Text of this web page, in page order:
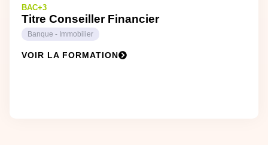
BAC+3
Titre Conseiller Financier
Banque - Immobilier
VOIR LA FORMATION